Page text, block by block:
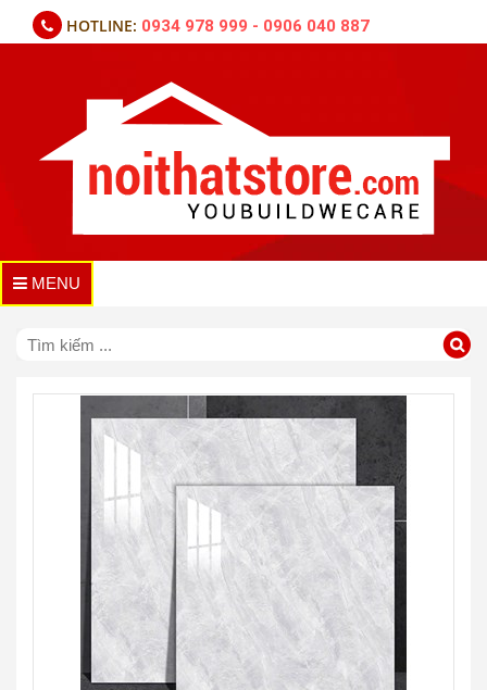
HOTLINE: 0934 978 999 - 0906 040 887
MENU